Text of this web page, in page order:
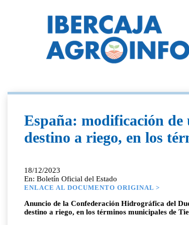
España: modificación de
destino a riego, en los
18/12/2023
En: Boletín Oficial del Estado
ENLACE AL DOCUMENTO ORIGINAL >
Anuncio de la Confederación Hidrográfica del
destino a riego, en los términos municipales de